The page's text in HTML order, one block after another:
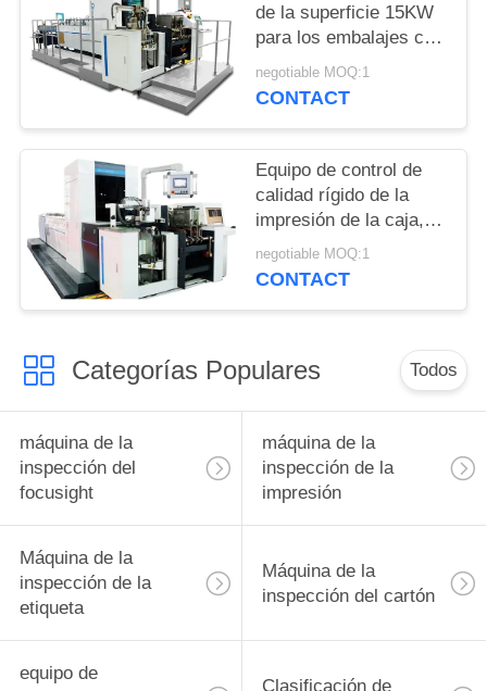
de la superficie 15KW
para los embalajes con
varios compartimentos
del portador de la cesta
cartones
negotiable MOQ:1
CONTACT
Equipo de control de
calidad rígido de la
impresión de la caja,
máquina de la
inspección de
negotiable MOQ:1
CONTACT
Categorías Populares Todos
máquina de la
inspección del
focusight
máquina de la
inspección de la
impresión
Máquina de la
inspección de la
etiqueta
Máquina de la
inspección del cartón
equipo de
Clasificación de